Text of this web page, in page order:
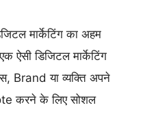
मार्केटिंग का अहम
ऐसी डिजिटल मार्केटिंग
Brand या व्यक्ति अपने
करने के लिए सोशल